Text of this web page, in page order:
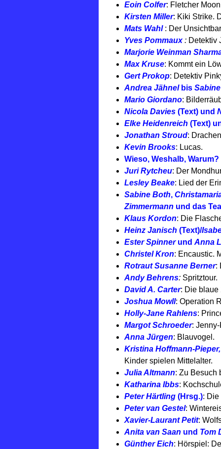
Eoin Colfer: Fletcher
Kirsten Miller: Kiki Strike.
Mats Wahl : Der
Yves Pommaux: Detektiv
Marjorie Weinman
Max Kruse: Kommt ein
Gert Prokop: Detektiv
Andrea Jähnelbis
Mario Giordano:
Nicola Davies (Text) und
Elke Heidenreich (Text)
Jonathan Stroud:
Kevin Brooks: Lucas.
Wieso, Weshalb, Warum?
Juri Rytcheu: Der
Lesley Beake: Lied der
Sabine Both,
Zimmermann und das
Klaus Kordon: Die
Heinz Janisch (Text)/
Ester Spinnerund Anna
Christel Kron: Encaustic.
Rotraut Susanne Berner:
Andy Behrens: Spritztour.
David A. Carter: Die blaue
Joshua Mowll: Operation
Holly-Jane Rahlens:
Margot Schroeder:
Anna Jürgen: Blauvogel.
Kristina Hoffmann-
Kinder spielen Mittelalter.
Julia Altmann: Zu Besuch
Katharina Ibbs:
Peter Härtling (Hrsg.):
Peter van Gestel:
Xavier-Laurant Petit:
Anita van Saan und Tom
Günther Eich: Hörspiel: